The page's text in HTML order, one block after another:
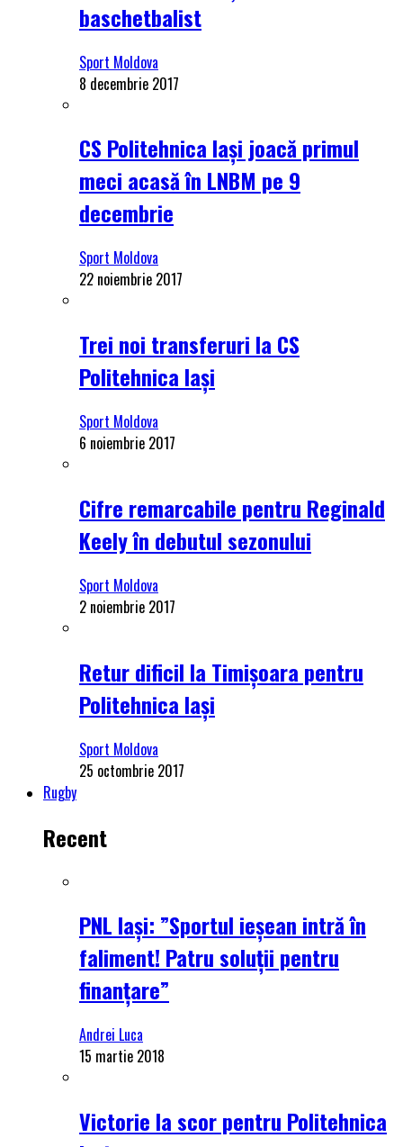
baschetbalist
Sport Moldova
8 decembrie 2017
CS Politehnica Iași joacă primul
meci acasă în LNBM pe 9
decembrie
Sport Moldova
22 noiembrie 2017
Trei noi transferuri la CS
Politehnica Iași
Sport Moldova
6 noiembrie 2017
Cifre remarcabile pentru Reginald
Keely în debutul sezonului
Sport Moldova
2 noiembrie 2017
Retur dificil la Timișoara pentru
Politehnica Iași
Sport Moldova
25 octombrie 2017
Rugby
Recent
PNL Iași: ”Sportul ieșean intră în
faliment! Patru soluții pentru
finanțare”
Andrei Luca
15 martie 2018
Victorie la scor pentru Politehnica